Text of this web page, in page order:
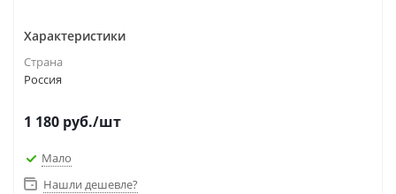
Характеристики
Страна
Россия
1 180 руб./шт
Мало
Нашли дешевле?